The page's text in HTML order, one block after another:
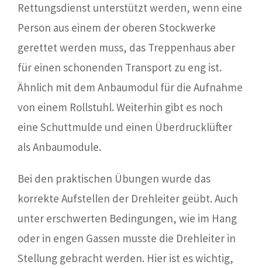
Rettungsdienst unterstützt werden, wenn eine
Person aus einem der oberen Stockwerke
gerettet werden muss, das Treppenhaus aber
für einen schonenden Transport zu eng ist.
Ähnlich mit dem Anbaumodul für die Aufnahme
von einem Rollstuhl. Weiterhin gibt es noch
eine Schuttmulde und einen Überdrucklüfter
als Anbaumodule.
Bei den praktischen Übungen wurde das
korrekte Aufstellen der Drehleiter geübt. Auch
unter erschwerten Bedingungen, wie im Hang
oder in engen Gassen musste die Drehleiter in
Stellung gebracht werden. Hier ist es wichtig,